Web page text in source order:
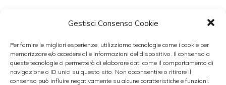
Gestisci Consenso Cookie
Per fornire le migliori esperienze, utilizziamo tecnologie come i cookie per
memorizzare e/o accedere alle informazioni del dispositivo. Il consenso a
queste tecnologie ci permetterà di elaborare dati come il comportamento di
navigazione o ID unici su questo sito. Non acconsentire o ritirare il
consenso può influire negativamente su alcune caratteristiche e funzioni.